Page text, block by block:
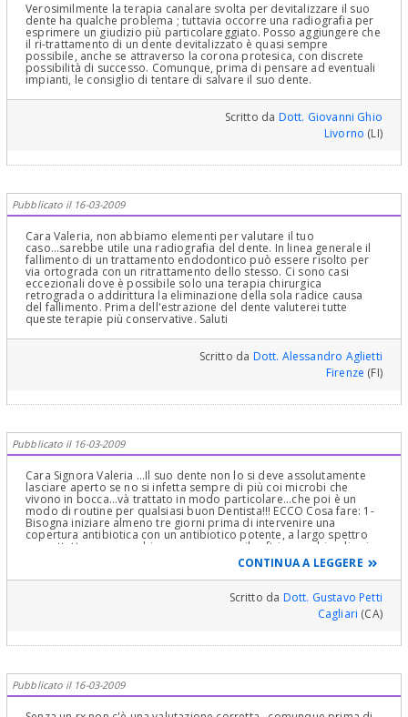
Verosimilmente la terapia canalare svolta per devitalizzare il suo
dente ha qualche problema ; tuttavia occorre una radiografia per
esprimere un giudizio più particolareggiato. Posso aggiungere che
il ri-trattamento di un dente devitalizzato è quasi sempre
possibile, anche se attraverso la corona protesica, con discrete
possibilità di successo. Comunque, prima di pensare ad eventuali
impianti, le consiglio di tentare di salvare il suo dente.
Scritto da Dott. Giovanni Ghio
Livorno (LI)
Pubblicato il 16-03-2009
Cara Valeria, non abbiamo elementi per valutare il tuo
caso...sarebbe utile una radiografia del dente. In linea generale il
fallimento di un trattamento endodontico può essere risolto per
via ortograda con un ritrattamento dello stesso. Ci sono casi
eccezionali dove è possibile solo una terapia chirurgica
retrograda o addirittura la eliminazione della sola radice causa
del fallimento. Prima dell'estrazione del dente valuterei tutte
queste terapie più conservative. Saluti
Scritto da Dott. Alessandro Aglietti
Firenze (FI)
Pubblicato il 16-03-2009
Cara Signora Valeria ...Il suo dente non lo si deve assolutamente
lasciare aperto se no si infetta sempre di più coi microbi che
vivono in bocca...và trattato in modo particolare...che poi è un
modo di routine per qualsiasi buon Dentista!!! ECCO Cosa fare: 1-
Bisogna iniziare almeno tre giorni prima di intervenire una
copertura antibiotica con un antibiotico potente, a largo spettro
soprattutto su anaerobi gram neg. come il ceftriaxone bisodico in
fiale intramuscolari da 1Gr. (una al di per tutto il trattamento e
proseguire oltre di almeno 4/5 giorni. (ovviamente è solo un
suggerimento ...non posso prescrivere antibiotici per vie web
senza neanche averla vista e fatto una anamnesi accurata...lo farà
il suo medico che la prenderà in cura)!!!!Faccia la prima seduta un
lunedì...la seconda un Venerdì e la terza di chiusura dei canali il
accurata con lavaggi (sotto diga ovviamente) di ipoclorito
neutralizzato poi da acqua ossigenata e lavaggi soprattutto prima
della chiusura provvisoria a fine seduta con prima Clorofenolo
Canfora, poi con lo stesso antibiotico lasciato dentro il canale. Si
CONTINUA A LEGGERE
Scritto da Dott. Gustavo Petti
Cagliari (CA)
Pubblicato il 16-03-2009